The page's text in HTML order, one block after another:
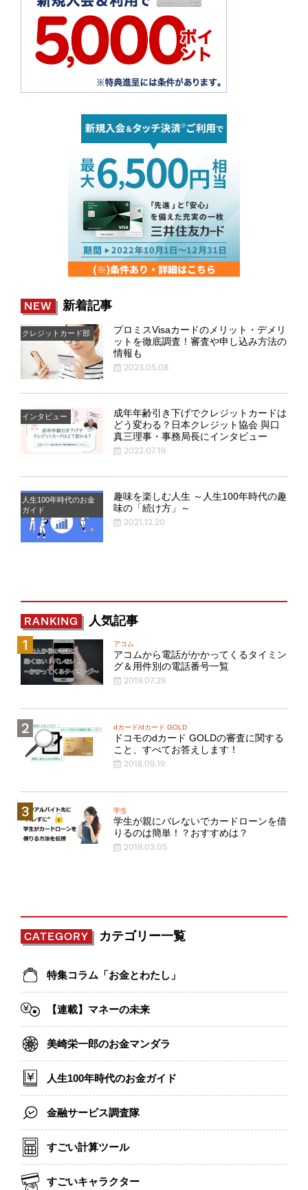
NEW 新着記事
クレジットカード部
プロミスVisaカードのメリット・デメリ
ットを徹底調査！審査や申し込み方法の
情報も
2023.05.08
インタビュー
成年年齢引き下げでクレジットカードは
どう変わる？日本クレジット協会 與口
真三理事・事務局長にインタビュー
2022.07.19
人生100年時代のお金
ガイド
趣味を楽しむ人生 ～人生100年時代の趣
味の「続け方」～
2021.12.20
RANKING 人気記事
アコム
アコムから電話がかかってくるタイミン
グ＆用件別の電話番号一覧
2019.07.29
dカード/dカード GOLD
ドコモのdカード GOLDの審査に関する
こと、すべてお答えします！
2018.09.19
学生
学生が親にバレないでカードローンを借
りるのは簡単！？おすすめは？
2019.03.05
CATEGORY カテゴリー一覧
特集コラム「お金とわたし」
【連載】マネーの未来
美崎栄一郎のお金マンダラ
人生100年時代のお金ガイド
金融サービス調査隊
すごい計算ツール
すごいキャラクター